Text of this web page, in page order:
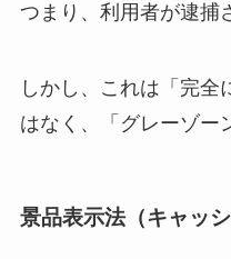
つまり、利用者が逮捕
しかし、これは「完全
はなく、「グレーゾー
景品表示法（キャッ